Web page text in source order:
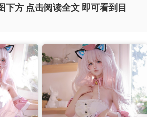
下方 点击阅读全文 即可看到目